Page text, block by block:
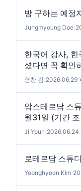
방 구하는 예정
Jungmyoung Doe
한국어 강사,
셨다면 꼭 확인
영찬 김 2026.06.29
암스테르담 스
월31일 (기간
Ji Youn 2026.06.24
로테르담 스튜
Yeonghyeon Kim